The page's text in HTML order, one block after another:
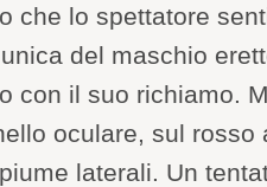
che lo spettatore
del maschio
con il suo richiamo.
oculare, sul rosso
laterali. Un